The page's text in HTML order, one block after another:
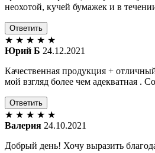
неохотой, кучей бумажек и в
Ответить
★ ★ ★ ★ ★
Юрий Б 24.12.2021
Качественная продукция +
мой взгляд более чем адекватная .
Ответить
★ ★ ★ ★ ★
Валерия 24.10.2021
Добрый день! Хочу выразить